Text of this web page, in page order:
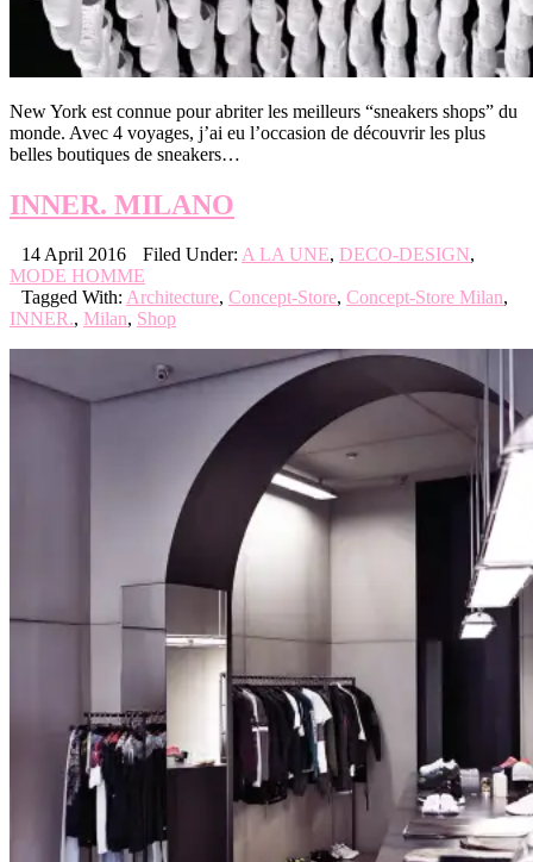
New York est connue pour abriter les meilleurs “sneakers shops” du
monde. Avec 4 voyages, j’ai eu l’occasion de découvrir les plus
belles boutiques de sneakers…
INNER. MILANO
14 April 2016 Filed Under: A LA UNE, DECO-DESIGN,
MODE HOMME
Tagged With: Architecture, Concept-Store, Concept-Store Milan,
INNER., Milan, Shop